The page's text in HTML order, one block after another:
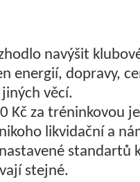
navýšit
energií, dopravy,
věcí.
Kč za tréninkovou
likvidační a
standartů
stejné.